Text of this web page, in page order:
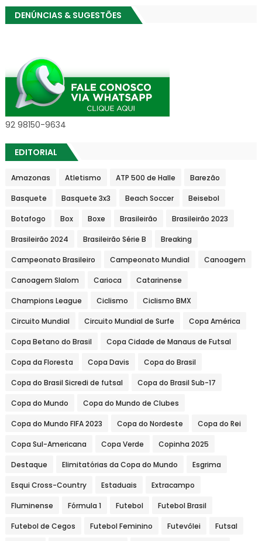
DENÚNCIAS & SUGESTÕES
92 98150-9634
EDITORIAL
Amazonas Atletismo ATP 500 de Halle Barezão
Basquete Basquete 3x3 Beach Soccer Beisebol
Botafogo Box Boxe Brasileirão Brasileirão 2023
Brasileirão 2024 Brasileirão Série B Breaking
Campeonato Brasileiro Campeonato Mundial Canoagem
Canoagem Slalom Carioca Catarinense
Champions League Ciclismo Ciclismo BMX
Circuito Mundial Circuito Mundial de Surfe Copa América
Copa Betano do Brasil Copa Cidade de Manaus de Futsal
Copa da Floresta Copa Davis Copa do Brasil
Copa do Brasil Sicredi de futsal Copa do Brasil Sub-17
Copa do Mundo Copa do Mundo de Clubes
Copa do Mundo FIFA 2023 Copa do Nordeste Copa do Rei
Copa Sul-Americana Copa Verde Copinha 2025
Destaque Elimitatórias da Copa do Mundo Esgrima
Esqui Cross-Country Estaduais Extracampo
Fluminense Fórmula 1 Futebol Futebol Brasil
Futebol de Cegos Futebol Feminino Futevôlei Futsal